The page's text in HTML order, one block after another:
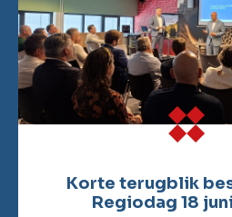
Korte terugblik
Regiodag 18